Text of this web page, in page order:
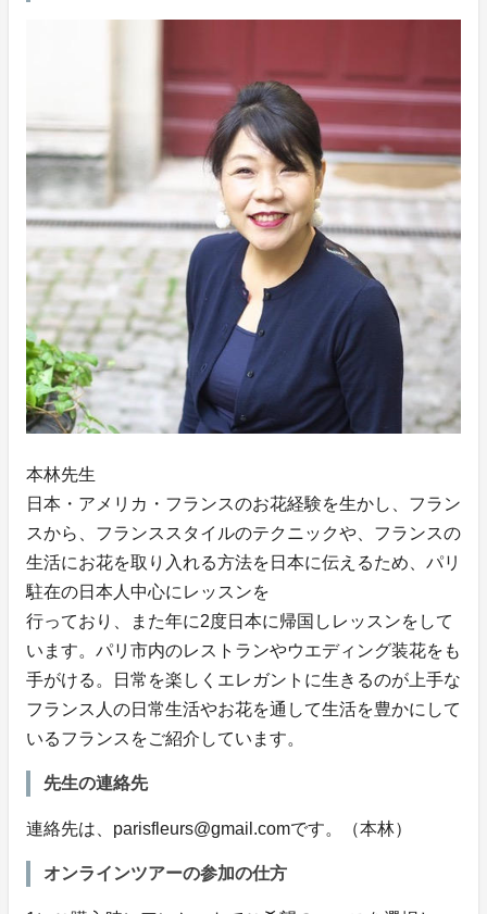
本林先生
日本・アメリカ・フランスのお花経験を生かし、フラン
スから、フランススタイルのテクニックや、フランスの
生活にお花を取り入れる方法を日本に伝えるため、パリ
駐在の日本人中心にレッスンを
行っており、また年に2度日本に帰国しレッスンをして
います。パリ市内のレストランやウエディング装花をも
手がける。日常を楽しくエレガントに生きるのが上手な
フランス人の日常生活やお花を通して生活を豊かにして
いるフランスをご紹介しています。
先生の連絡先
連絡先は、parisfleurs@gmail.comです。（本林）
オンラインツアーの参加の仕方